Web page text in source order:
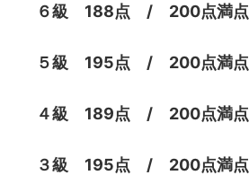
６級 188点 / 200点満点
５級 195点 / 200点満点
４級 189点 / 200点満点
３級 195点 / 200点満点